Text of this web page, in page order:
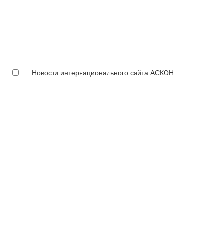
Новости интернационального сайта АСКОН